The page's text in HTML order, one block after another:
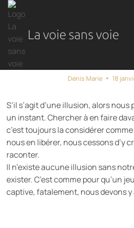
Aller
au
contenuLa voie sans voie
Denis Marie 18
S’il s’agit d’une illusion, alors
un instant. Chercher à en faire
c’est toujours la considérer
nous en libérer, nous cessons d’y
raconter.
Il n’existe aucune illusion sans
exister. C’est comme pour qu’un
captive, fatalement, nous devons y